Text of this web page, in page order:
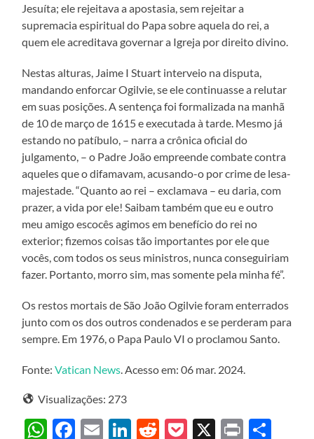
Jesuíta; ele rejeitava a apostasia, sem rejeitar a
supremacia espiritual do Papa sobre aquela do rei, a
quem ele acreditava governar a Igreja por direito divino.
Nestas alturas, Jaime I Stuart interveio na disputa,
mandando enforcar Ogilvie, se ele continuasse a relutar
em suas posições. A sentença foi formalizada na manhã
de 10 de março de 1615 e executada à tarde. Mesmo já
estando no patíbulo, – narra a crônica oficial do
julgamento, – o Padre João empreende combate contra
aqueles que o difamavam, acusando-o por crime de lesa-
majestade. “Quanto ao rei – exclamava – eu daria, com
prazer, a vida por ele! Saibam também que eu e outro
meu amigo escocês agimos em benefício do rei no
exterior; fizemos coisas tão importantes por ele que
vocês, com todos os seus ministros, nunca conseguiriam
fazer. Portanto, morro sim, mas somente pela minha fé”.
Os restos mortais de São João Ogilvie foram enterrados
junto com os dos outros condenados e se perderam para
sempre. Em 1976, o Papa Paulo VI o proclamou Santo.
Fonte:Vatican News. Acesso em: 06 mar. 2024.
Visualizações: 273
WhatsApp
Facebook
EmailLinkedIn
Reddit
Pocket
X Print